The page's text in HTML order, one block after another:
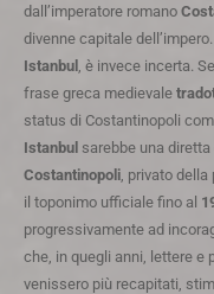
dall’imperatore romano
divenne capitale
Istanbul , è invece incerta.
frase greca medievale
status di Costantinopoli
Istanbul sarebbe una
Costantinopoli , privato
il toponimo ufficiale fino al
progressivamente ad
che, in quegli anni, lettere e
venissero più recapitati,